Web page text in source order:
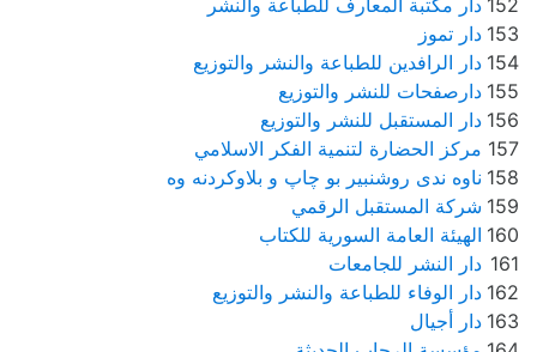
153 دار تموز
154 دار الرافدين للطباعة والنشر والتوزيع
155 دارصفحات للنشر والتوزيع
156 دار المستقبل للنشر والتوزيع
157 مركز الحضارة لتنمية الفكر الاسلامي
158 ناوه ندى روشنبير بو چاپ و بلاوکردنه وه
159 شركة المستقبل الرقمي
160 الهيئة العامة السورية للكتاب
161 دار النشر للجامعات
162 دار الوفاء للطباعة والنشر والتوزيع
163 دار أجيال